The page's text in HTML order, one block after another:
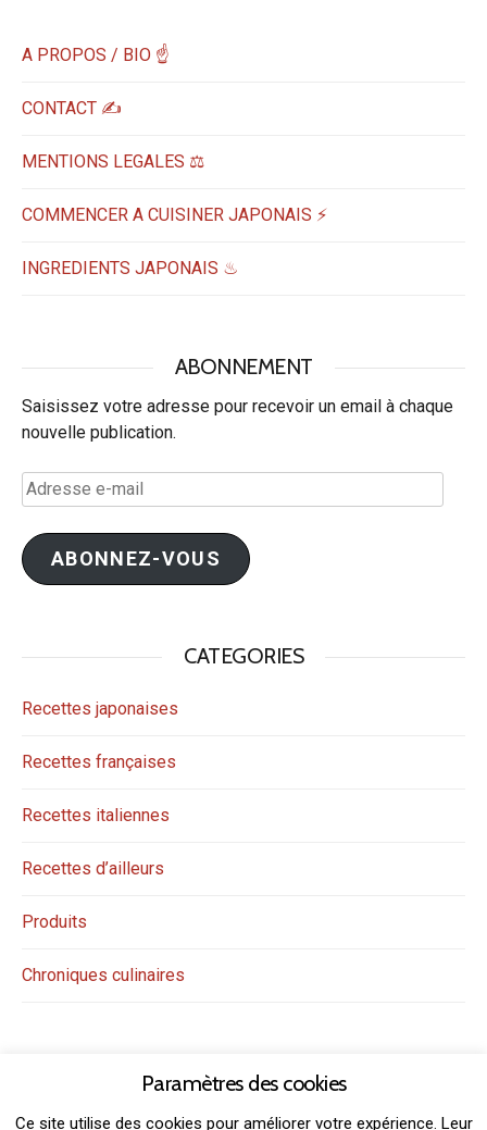
A PROPOS / BIO ☝
CONTACT ✍️
MENTIONS LEGALES ⚖️
COMMENCER A CUISINER JAPONAIS ⚡
INGREDIENTS JAPONAIS ♨
ABONNEMENT
Saisissez votre adresse pour recevoir un email à chaque
nouvelle publication.
Adresse
e-
mail
ABONNEZ-VOUS
CATEGORIES
Recettes japonaises
Recettes françaises
Recettes italiennes
Recettes d’ailleurs
Produits
Chroniques culinaires
Paramètres des cookies
Ce site utilise des cookies pour améliorer votre expérience. Leur